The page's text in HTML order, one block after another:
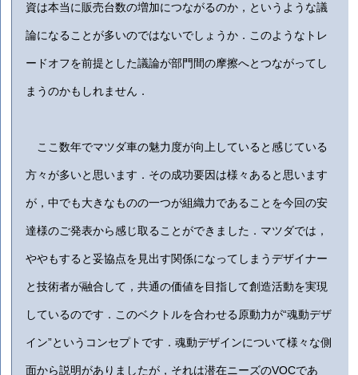
資は本当に販売台数の増加につながるのか，というような議
論になることが多いのではないでしょうか．このようなトレ
ードオフを前提とした議論が部門間の摩擦へとつながってし
まうのかもしれません．
ここ数年でマツダ車の魅力度が向上していると感じている
方々が多いと思います．その成功要因は様々あると思います
が，中でも大きなものの一つが組織力であることを今回の安
達様のご発表から感じ取ることができました．マツダでは，
ややもすると妥協点を見出す関係になってしまうデザイナー
と技術者が融合して，共通の価値を目指して創造活動を実現
しているのです．このベクトルを合わせる原動力が“魂動デザ
イン”というコンセプトです．魂動デザインについて様々な側
面から説明がありましたが，それは潜在ニーズのVOCであ